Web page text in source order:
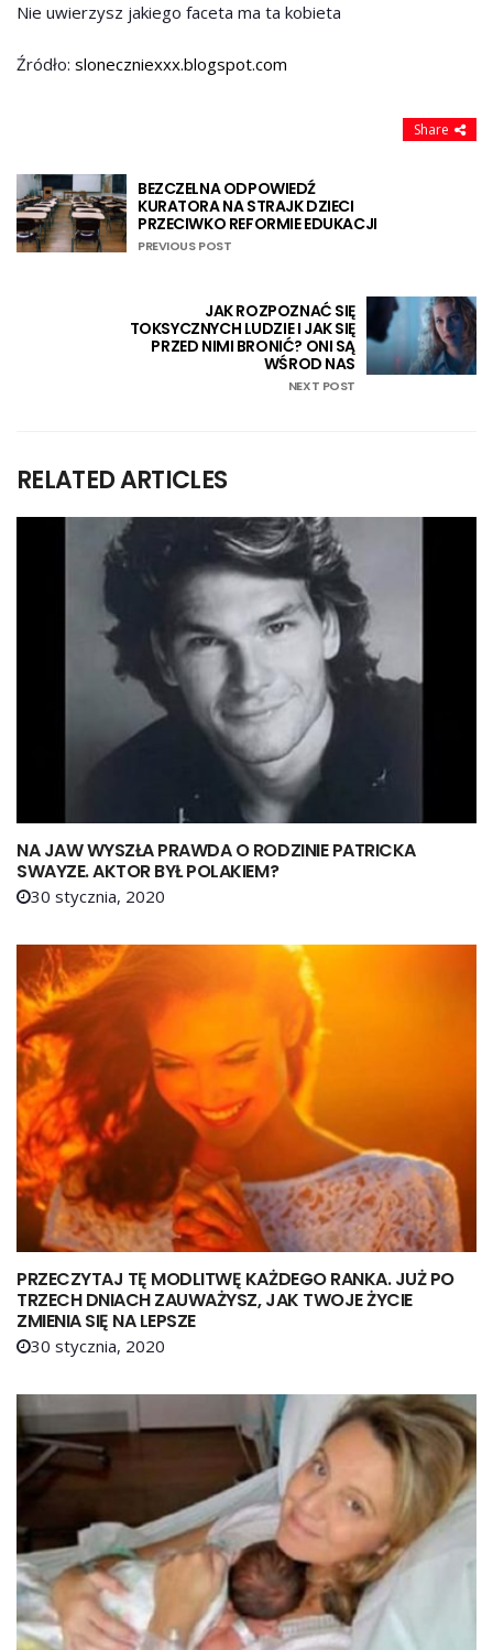
Nie uwierzysz jakiego faceta ma ta kobieta
Źródło: sloneczniexxx.blogspot.com
Share
BEZCZELNA ODPOWIEDŹ
KURATORA NA STRAJK DZIECI
PRZECIWKO REFORMIE EDUKACJI
PREVIOUS POST
JAK ROZPOZNAĆ SIĘ
TOKSYCZNYCH LUDZIE I JAK SIĘ
PRZED NIMI BRONIĆ? ONI SĄ
WŚROD NAS
NEXT POST
RELATED ARTICLES
NA JAW WYSZŁA PRAWDA O RODZINIE PATRICKA
SWAYZE. AKTOR BYŁ POLAKIEM?
30 stycznia, 2020
PRZECZYTAJ TĘ MODLITWĘ KAŻDEGO RANKA. JUŻ PO
TRZECH DNIACH ZAUWAŻYSZ, JAK TWOJE ŻYCIE
ZMIENIA SIĘ NA LEPSZE
30 stycznia, 2020